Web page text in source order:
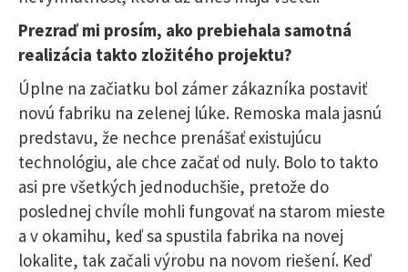
Prezraď mi prosím, ako prebiehala samotná
realizácia takto zložitého projektu?
Úplne na začiatku bol zámer zákazníka postaviť
novú fabriku na zelenej lúke. Remoska mala jasnú
predstavu, že nechce prenášať existujúcu
technológiu, ale chce začať od nuly. Bolo to takto
asi pre všetkých jednoduchšie, pretože do
poslednej chvíle mohli fungovať na starom mieste
a v okamihu, keď sa spustila fabrika na novej
lokalite, tak začali výrobu na novom riešení. Keď